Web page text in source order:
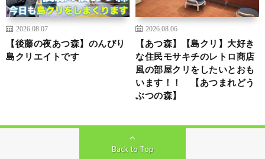
2026.08.07
【後藤の夜あつ森】のんびり
島クリエイトです
2026.08.06
【あつ森】【島クリ】大好き
な住民モサキチのレトロ商店
風の部屋クリをしたいとおも
います！！ 【あつまれどう
ぶつの森】
Back to Top